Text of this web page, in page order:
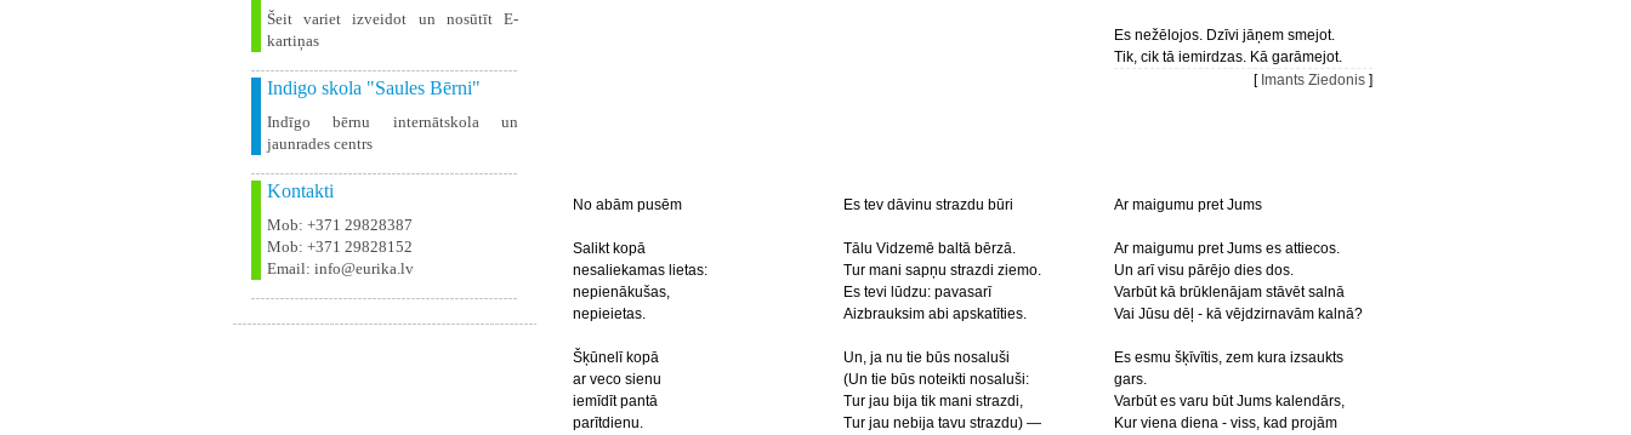
Šeit variet izveidot un nosūtīt E-
kartiņas
Indigo skola "Saules Bērni"
Indīgo bērnu internātskola un
jaunrades centrs
Kontakti
Mob: +371 29828387
Mob: +371 29828152
Email: info@eurika.lv
Es nežēlojos. Dzīvi jāņem smejot.
Tik, cik tā iemirdzas. Kā garāmejot.
[ Imants Ziedonis ]
No abām pusēm
Salikt kopā
nesaliekamas lietas:
nepienākušas,
nepieietas.
Šķūnelī kopā
ar veco sienu
iemīdīt pantā
parītdienu.
Es tev dāvinu strazdu būri
Tālu Vidzemē baltā bērzā.
Tur mani sapņu strazdi ziemo.
Es tevi lūdzu: pavasarī
Aizbrauksim abi apskatīties.
Un, ja nu tie būs nosaluši
(Un tie būs noteikti nosaluši:
Tur jau bija tik mani strazdi,
Tur jau nebija tavu strazdu) —
Ar maigumu pret Jums
Ar maigumu pret Jums es attiecos.
Un arī visu pārējo dies dos.
Varbūt kā brūklenājam stāvēt salnā
Vai Jūsu dēļ - kā vējdzirnavām kalnā?
Es esmu šķīvītis, zem kura izsaukts
gars.
Varbūt es varu būt Jums kalendārs,
Kur viena diena - viss, kad projām